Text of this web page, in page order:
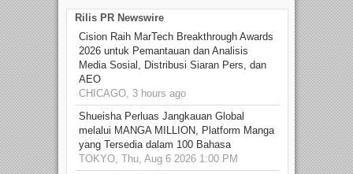
Rilis PR Newswire
Cision Raih MarTech Breakthrough Awards
2026 untuk Pemantauan dan Analisis
Media Sosial, Distribusi Siaran Pers, dan
AEO
CHICAGO, 3 hours ago
Shueisha Perluas Jangkauan Global
melalui MANGA MILLION, Platform Manga
yang Tersedia dalam 100 Bahasa
TOKYO, Thu, Aug 6 2026 1:00 PM